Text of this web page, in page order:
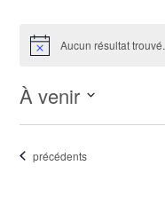
NoticeAucun résultat trouvé.
À venir
date.Évènements
précédents